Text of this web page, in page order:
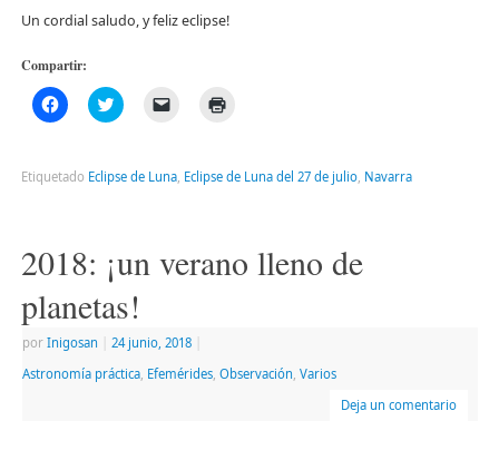
Un cordial saludo, y feliz eclipse!
Compartir:
Haz
clic
Facebook
(Se
nueva)
Haz
clic
Twitter
(Se
nueva)
enlace
por
amigo
(Se
ventana
nueva)
abre
en
Etiquetado Eclipse de Luna, Eclipse de Luna del 27 de julio, Navarra
2018: ¡un verano lleno de
planetas!
por Inigosan 24 junio, 2018
Astronomía práctica, Efemérides, Observación Varios
Deja un comentario